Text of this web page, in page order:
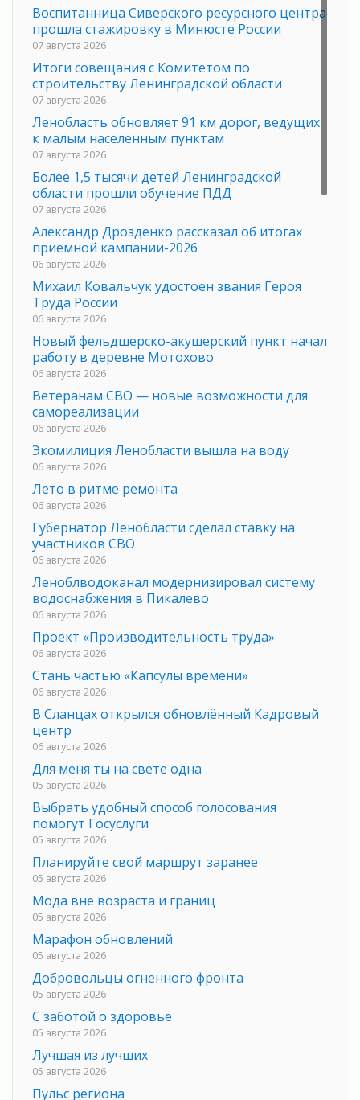
Воспитанница Сиверского ресурсного центра
прошла стажировку в Минюсте России
07 августа 2026
Итоги совещания с Комитетом по
строительству Ленинградской области
07 августа 2026
Ленобласть обновляет 91 км дорог, ведущих
к малым населенным пунктам
07 августа 2026
Более 1,5 тысячи детей Ленинградской
области прошли обучение ПДД
07 августа 2026
Александр Дрозденко рассказал об итогах
приемной кампании-2026
06 августа 2026
Михаил Ковальчук удостоен звания Героя
Труда России
06 августа 2026
Новый фельдшерско-акушерский пункт начал
работу в деревне Мотохово
06 августа 2026
Ветеранам СВО — новые возможности для
самореализации
06 августа 2026
Экомилиция Ленобласти вышла на воду
06 августа 2026
Лето в ритме ремонта
06 августа 2026
Губернатор Ленобласти сделал ставку на
участников СВО
06 августа 2026
Леноблводоканал модернизировал систему
водоснабжения в Пикалево
06 августа 2026
Проект «Производительность труда»
06 августа 2026
Стань частью «Капсулы времени»
06 августа 2026
В Сланцах открылся обновлённый Кадровый
центр
06 августа 2026
Для меня ты на свете одна
05 августа 2026
Выбрать удобный способ голосования
помогут Госуслуги
05 августа 2026
Планируйте свой маршрут заранее
05 августа 2026
Мода вне возраста и границ
05 августа 2026
Марафон обновлений
05 августа 2026
Добровольцы огненного фронта
05 августа 2026
С заботой о здоровье
05 августа 2026
Лучшая из лучших
05 августа 2026
Пульс региона